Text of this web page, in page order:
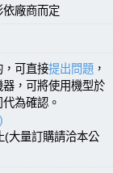
依廠商而定
，可直接提出問題 ，
，可將使用機型於
為確認。
(大量訂購請洽本公